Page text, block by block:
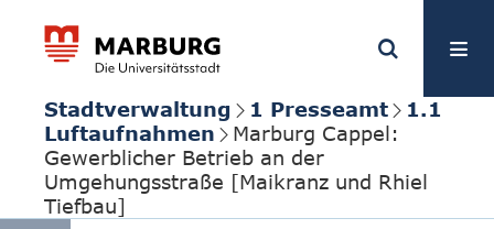
Stadtverwaltung 1 Presseamt
1.1
Luftaufnahmen
Marburg Cappel:
Gewerblicher Betrieb an der
Umgehungsstraße [Maikranz und Rhiel
Tiefbau]